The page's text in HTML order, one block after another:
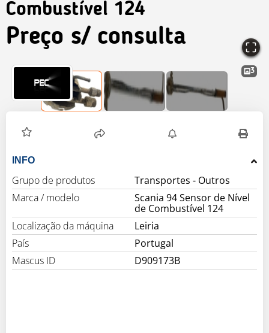
Combustível 124
Preço s/ consulta
3
INFO
Grupo de produtos
Marca / modelo
Scania 94 Sensor de Nível
de Combustível 124
Localização da máquina
Leiria
País
Portugal
Mascus ID
D909173B